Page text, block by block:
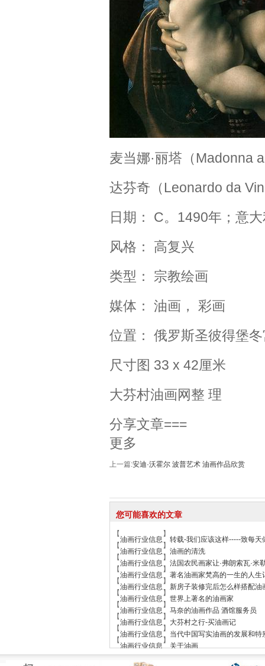
麦当娜·丽塔（Madonna
达芬奇（Leonardo da
日期： C。1490年；意
风格： 高复兴
类型： 宗教绘画
媒体： 油画， 彩画
位置： 俄罗斯圣彼得堡
尺寸图 33 x 42厘米
大芬村油画网整 理
分享文章===
更多
上一篇:安迪·沃霍尔 波普艺术 油画作品欣赏
您可能喜欢的文章
【油画行业信息 】 转载-我们应该这样-----致每
【油画行业信息 】 油画的清洗
【油画行业信息 】 法国农民画家让·弗朗索瓦·米
【油画行业信息 】 著名油画家梵高的一生的人生
【油画行业信息 】 新房子装修完后怎么样搭配油
【油画行业信息 】 世界上著名的油画家
【油画行业信息 】 马奈的油画作品 酒馆服务员
【油画行业信息 】 大芬村之行-买油画记
【油画行业信息 】 当代中国写实油画的发展和特
【油画行业信息】 关于油画